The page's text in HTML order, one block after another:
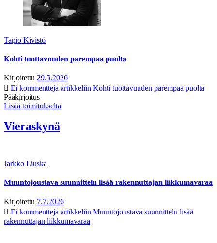
Tapio Kivistö
Kohti tuottavuuden parempaa puolta
Kirjoitettu 29.5.2026
Ei kommentteja artikkeliin Kohti tuottavuuden parempaa puolta
Pääkirjoitus
Lisää toimitukselta
Vieraskynä
Jarkko Liuska
Muuntojoustava suunnittelu lisää rakennuttajan liikkumavaraa
Kirjoitettu 7.7.2026
Ei kommentteja artikkeliin Muuntojoustava suunnittelu lisää
rakennuttajan liikkumavaraa